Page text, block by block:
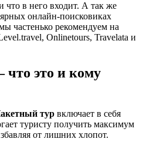
что в него входит. А так же
онлайн-поисковиках
частенько рекомендуем на
Onlinetours, Travelata и
это и кому
тур включает в себя
туристу получить максимум
от лишних хлопот.